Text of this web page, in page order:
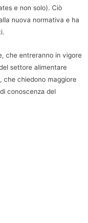
e non solo). Ciò
nuova normativa e ha
che entreranno in vigore
settore alimentare
, che chiedono maggiore
conoscenza del